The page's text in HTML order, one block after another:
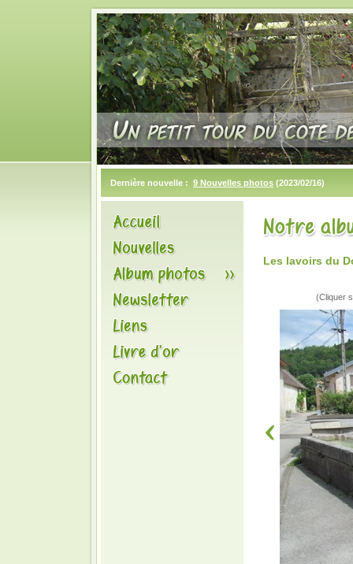
Dernière nouvelle : 9 Nouvelles photos (2023/02/16)
Les lavoirs du
(Cliquer